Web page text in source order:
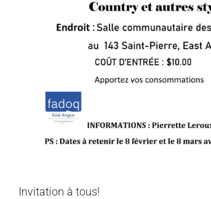
Invitation à tous!